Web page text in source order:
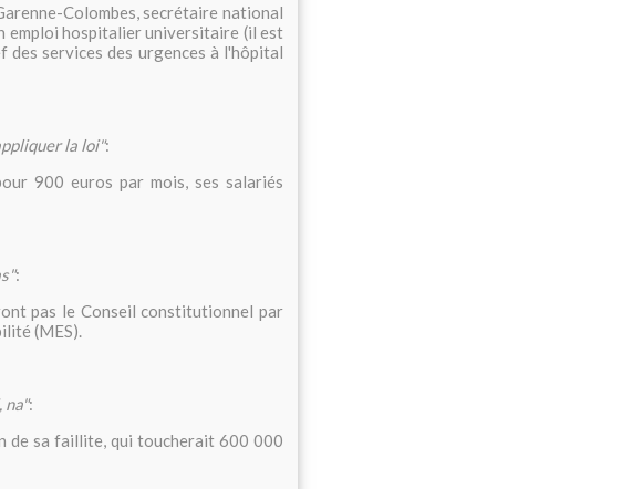
Colombes, secrétaire national
emploi hospitalier universitaire (il est
des services des urgences à l'hôpital
la loi":
900 euros par mois, ses salariés
:
pas le Conseil constitutionnel par
(MES).
na":
de sa faillite, qui toucherait 600 000